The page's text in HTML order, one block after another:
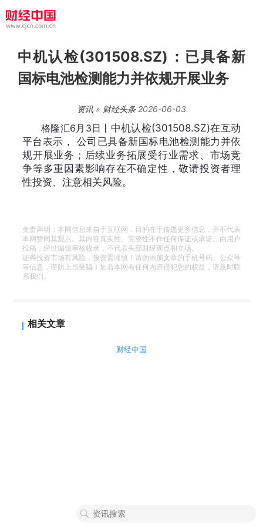
中机认检(301508.SZ)：已具备新
国标电池检测能力并依规开展业务
资讯 » 财经头条2026-06-03
格隆汇6月3日丨 中机认检(301508.SZ)在互动
平台表示，
公司已具备新国标电池检测能力并依
规开展业务；后续业务拓展受行业需求、市场竞
争等多重因素影响存在不确定性，敬请投资者理
性投资、注意相关风险。
免责声明：本网信息来自于互联网，目的在于传递更多信息，并不代表
本网赞同其观点。其内容真实性、完整性不作任何保证或承诺。由用户
投稿，经过编辑审核收录，不代表头部财经观点和立场。
证券投资市场有风险，投资需谨慎！请勿添加文章的手机号码、公众号
等信息，谨防上当受骗！如若本网有任何内容侵犯您的权益，请及时联
系我们。
相关文章
财经中国